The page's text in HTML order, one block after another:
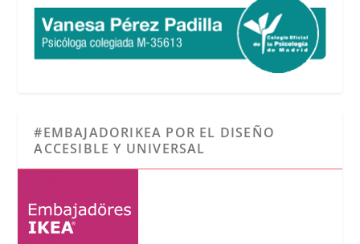
#EMBAJADORIKEA POR EL DISEÑO
ACCESIBLE Y UNIVERSAL